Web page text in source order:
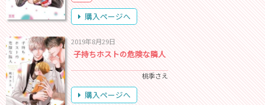
購入ページへ
2019年8月29日
子持ちホストの危険な隣人
桃季さえ
購入ページへ